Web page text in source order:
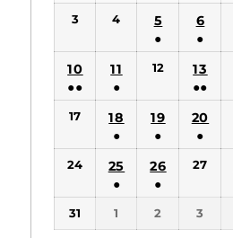
3 4
5
●
(1
の
イ
ベ
ン
ト)
6
●
(1
件
の
イ
ベ
ン
10
●●
(2
の
イ
ン
ト)
11
●
(1
件
の
イ
ベ
ン
ト)
12
13
●●
(2
件
の
イ
ン
ト)
17
18
●
(1
件
イ
19
●
(1
件
イ
20
●
(1
イ
24
25
●
26
●
27
31 1 2 3